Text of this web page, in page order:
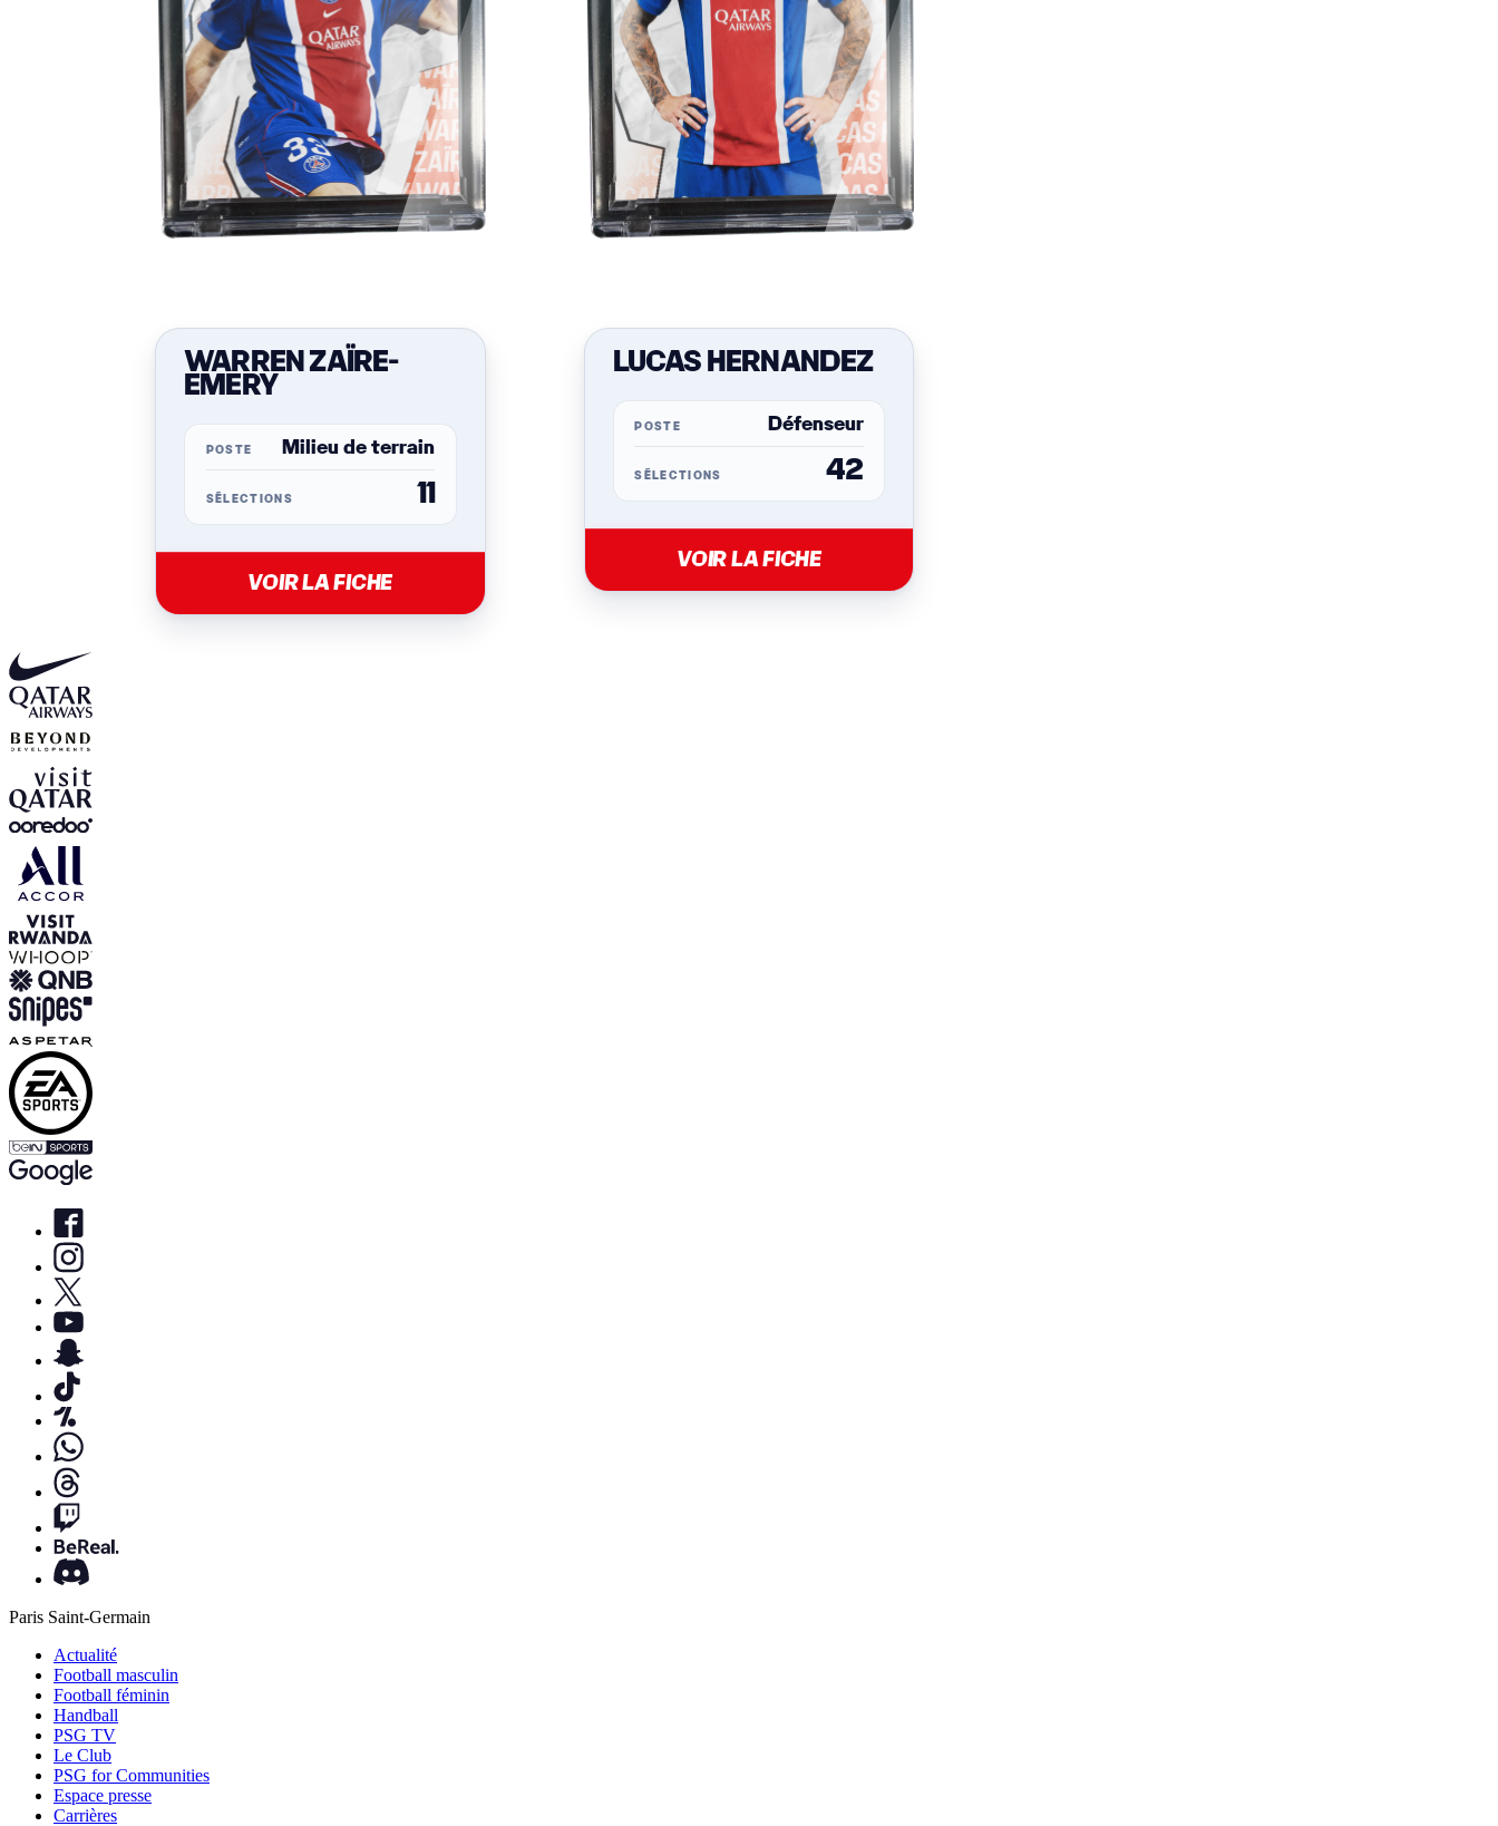
WARREN ZAÏRE-
EMERY
POSTE Milieu de terrain
SÉLECTIONS 11
VOIR LA FICHE
LUCAS HERNANDEZ
POSTE Défenseur
SÉLECTIONS 42
VOIR LA FICHE
Paris Saint-Germain
Actualité
Football masculin
Football féminin
Handball
PSG TV
Le Club
PSG for Communities
Espace presse
Carrières